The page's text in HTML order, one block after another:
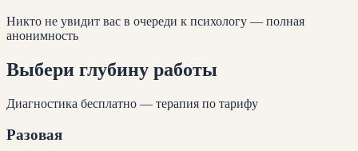
Никто не увидит вас в очереди к психологу — полная
анонимность
Выбери глубину работы
Диагностика бесплатно — терапия по тарифу
Разовая